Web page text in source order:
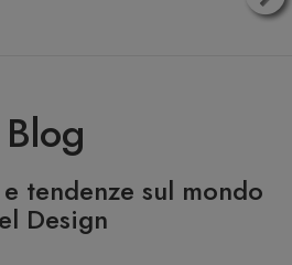
Blog
tendenze sul mondo
Design